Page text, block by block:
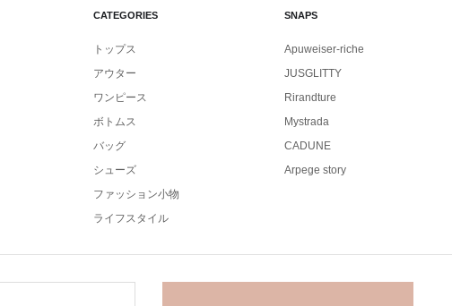
CATEGORIES
トップス
アウター
ワンピース
ボトムス
バッグ
シューズ
ファッション小物
ライフスタイル
SNAPS
Apuweiser-riche
JUSGLITTY
Rirandture
Mystrada
CADUNE
Arpege story